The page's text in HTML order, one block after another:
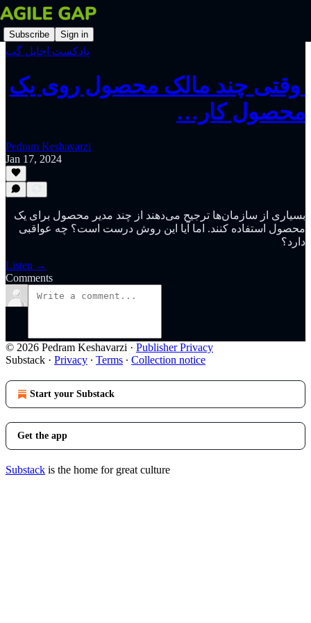
Subscribe Sign in
پادکست اجایل گپ
‫ وقتی چند مالک محصول روی یک
محصول کار…
Pedram Keshavarzi
Jan 17, 2024
بسیاری از سازمان‌ها ترجیح می‌دهند از چند مدیر محصول برای یک
محصول استفاده کنند. اما آیا این روش درست است؟ چه عواقبی
دارد؟
Listen →
Comments
© 2026 Pedram Keshavarzi · Publisher Privacy
Substack · Privacy ∙ Terms ∙ Collection notice
Start your Substack
Get the app
Substack is the home for great culture